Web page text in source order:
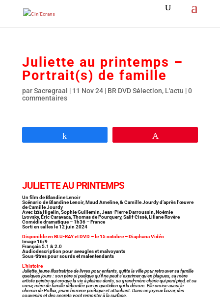
Juliette au printemps –
Portrait(s) de famille
parSacregraal | 11 Nov 24| BR DVD Sélection, L'actu |0
commentaires
JULIETTE AU PRINTEMPS
Un film de Blandine Lenoir
Scénario de Blandine Lenoir, Maud Ameline, & Camille Jourdy d’après l’œuvre
de Camille Jourdy
Avec Izïa Higelin, Sophie Guillemin, Jean-Pierre Darroussin, Noémie
Lvovsky, Éric Caravaca, Thomas de Pourquery, Salif Cissé, Liliane Rovère
Comédie dramatique – 1h36 – France
Sorti en salles le 12 juin 2024
Disponible en BLU-RAY et DVD – le 15 octobre – Diaphana Vidéo
Image 16/9
Français 5.1 & 2.0
Audiodescription pour aveugles et malvoyants
Sous-titres pour sourds et malentendants
L’histoire
Juliette, jeune illustratrice de livres pour enfants, quitte la ville pour retrouver sa famille
quelques jours : son père si pudique qu’il ne peut s’exprimer qu’en blagues, sa mère
artiste peintre qui croque la vie à pleines dents, sa grand-mère chérie qui perd pied, et sa
sœur, mère de famille débordée par un quotidien qui la dévore. Elle croise aussi le
chemin de Pollux, jeune homme poétique et attachant. Dans ce joyeux bazar, des
souvenirs et des secrets vont remonter à la surface.